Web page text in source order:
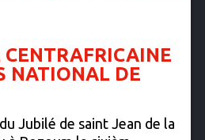
CENTRAFRICAINE
NATIONAL DE
Jubilé de saint Jean de la